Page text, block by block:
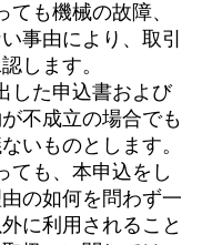
も機械の故障、
事由により、取引
します。
した申込書および
不成立の場合でも
いものとします。
ても、本申込をし
の如何を問わず一
に利用されること